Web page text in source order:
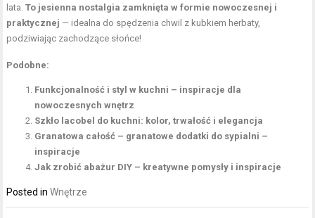
lata.To jesienna nostalgia zamknięta w formie nowoczesnej i
praktycznej — idealna do spędzenia chwil z kubkiem herbaty,
podziwiając zachodzące słońce!
Podobne:
Funkcjonalność i styl w kuchni – inspiracje dla
nowoczesnych wnętrz
Szkło lacobel do kuchni: kolor, trwałość i elegancja
Granatowa całość – granatowe dodatki do sypialni –
inspiracje
Jak zrobić abażur DIY – kreatywne pomysły i inspiracje
Posted inWnętrze